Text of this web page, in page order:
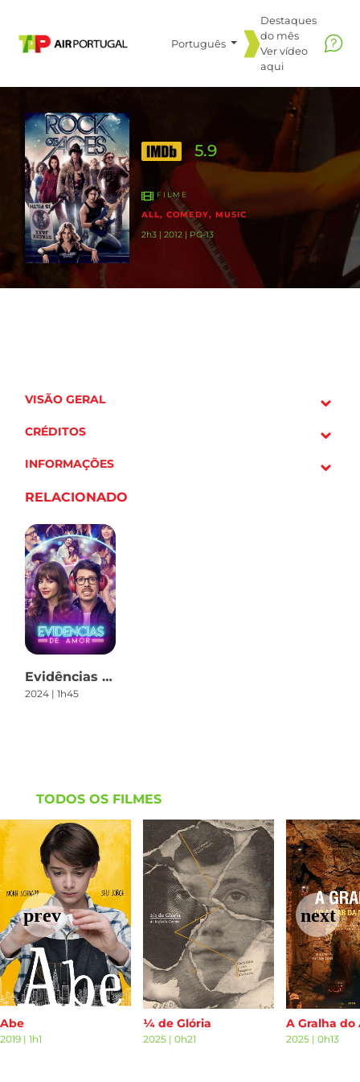
Português
Destaques
do mês
Ver vídeo
aqui
5.9
FILME
ALL, COMEDY, MUSIC
2h3 | 2012 | PG-13
VISÃO GERAL
CRÉDITOS
INFORMAÇÕES
RELACIONADO
Evidências do Amor
2024 | 1h45
TODOS OS FILMES
Abe
2019 | 1h1
¼ de Glória
2025 |0h21 2025 |0h13